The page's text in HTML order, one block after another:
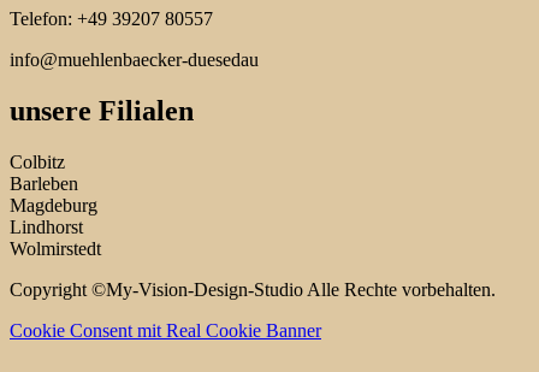
Telefon: +49 39207 80557
info@muehlenbaecker-duesedau
unsere Filialen
Colbitz
Barleben
Magdeburg
Lindhorst
Wolmirstedt
Copyright ©My-Vision-Design-Studio Alle Rechte vorbehalten.
Cookie Consent mit Real Cookie Banner